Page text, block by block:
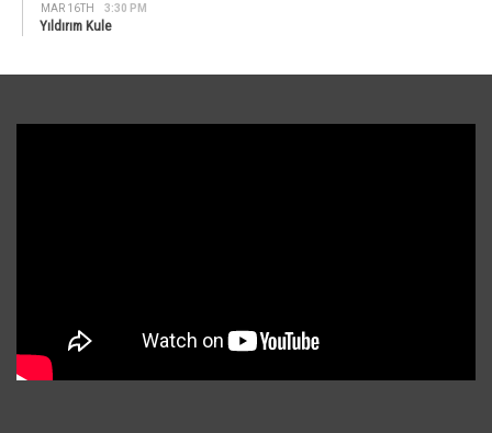
MAR 16TH 3:30 PM
Yıldırım Kule